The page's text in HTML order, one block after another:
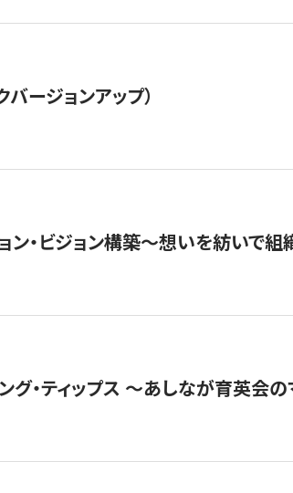
ージョンアップ）
ン・ビジョン構築〜想いを紡いで
グ・ティップス 〜あしなが育英会